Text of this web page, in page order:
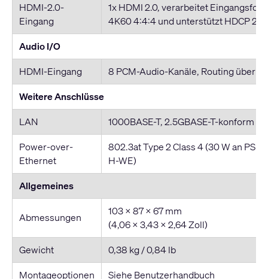
HDMI-2.0-
Eingang
1x HDMI 2.0, verarbeitet
4K60 4:4:4 und unterstützt HDCP 2.3
Audio I/O
HDMI-Eingang
8 PCM-Audio-Kanäle, Routing über
Weitere Anschlüsse
LAN
1000BASE-T, 2.5GBASE-T-konform
Power-over-
Ethernet
802.3at Type 2 Class 4 (30 W an PSE,
H-WE)
Allgemeines
Abmessungen
103 x 87 x 67 mm
(4,06 x 3,43 x 2,64 Zoll)
Gewicht
0,38 kg / 0,84 lb
Montageoptionen
Siehe Benutzerhandbuch